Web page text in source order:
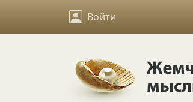
Войти